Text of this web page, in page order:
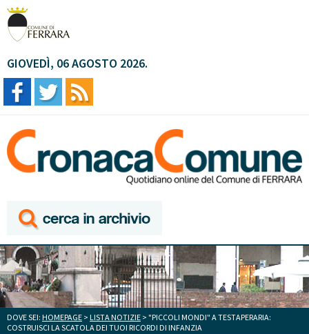
GIOVEDÌ, 06 AGOSTO 2026.
DOVE SEI: HOMEPAGE > LISTA NOTIZIE > "PICCOLI MONDI" A TESTAPERARIA:
COSTRUISCI LA SCATOLA DEI TUOI RICORDI DI INFANZIA